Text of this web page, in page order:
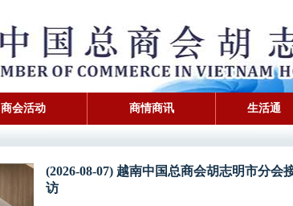
商会活动 商情商讯 生活通
(2026-08-07) 越南中国总商会胡志明市分
访